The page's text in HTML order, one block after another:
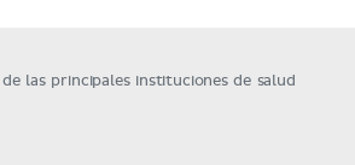
las principales instituciones de salud